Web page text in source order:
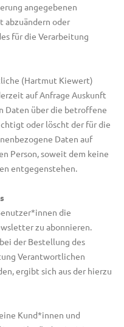
angegebenen
abzuändern oder
für die Verarbeitung
(Hartmut Kiewert)
auf Anfrage Auskunft
Daten über die betroffene
oder löscht der für die
Daten auf
Person, soweit dem keine
entgegenstehen.
die
zu abonnieren.
der Bestellung des
Verantwortlichen
ergibt sich aus der hierzu
Kund*innen und